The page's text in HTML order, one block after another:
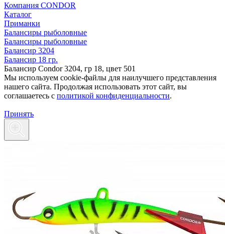
Компания CONDOR
Каталог
Приманки
Балансиры рыболовные
Балансиры рыболовные
Балансир 3204
Балансир 18 гр.
Балансир Condor 3204, гр 18, цвет 501
Мы используем cookie-файлы для наилучшего представления
нашего сайта. Продолжая использовать этот сайт, вы
соглашаетесь c политикой конфиденциальности.
Принять